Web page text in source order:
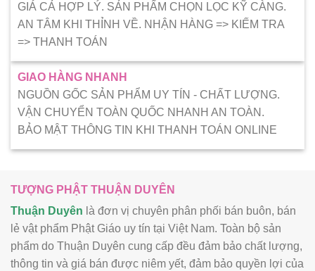
GIÁ CẢ HỢP LÝ. SẢN PHẨM CHỌN LỌC KỸ CÀNG.
AN TÂM KHI THỈNH VỀ. NHẬN HÀNG => KIẾM TRA
=> THANH TOÁN
GIAO HÀNG NHANH
NGUỒN GỐC SẢN PHẨM UY TÍN - CHẤT LƯỢNG.
VẬN CHUYỂN TOÀN QUỐC NHANH AN TOÀN.
BẢO MẬT THÔNG TIN KHI THANH TOÁN ONLINE
TƯỢNG PHẬT THUẬN DUYÊN
Thuận Duyên là đơn vị chuyên phân phối bán buôn, bán
lẻ vật phẩm Phật Giáo uy tín tại Việt Nam. Toàn bộ sản
phẩm do Thuận Duyên cung cấp đều đảm bảo chất lượng,
thông tin và giá bán được niêm yết, đảm bảo quyền lợi của